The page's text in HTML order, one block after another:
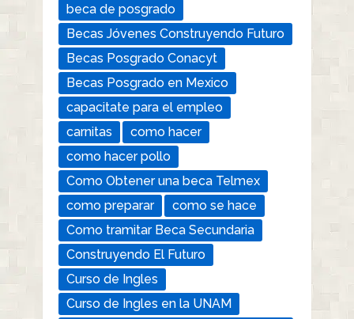
beca de posgrado
Becas Jóvenes Construyendo Futuro
Becas Posgrado Conacyt
Becas Posgrado en Mexico
capacitate para el empleo
carnitas
como hacer
como hacer pollo
Como Obtener una beca Telmex
como preparar
como se hace
Como tramitar Beca Secundaria
Construyendo El Futuro
Curso de Ingles
Curso de Ingles en la UNAM